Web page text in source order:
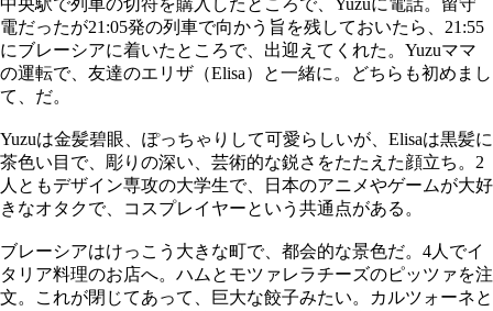
電だったが21:05発の列車で向かう旨を残しておいたら、21:55
にブレーシアに着いたところで、出迎えてくれた。Yuzuママ
の運転で、友達のエリザ（Elisa）と一緒に。どちらも初めまし
て、だ。
Yuzuは金髪碧眼、ぽっちゃりして可愛らしいが、Elisaは黒髪に
茶色い目で、彫りの深い、芸術的な鋭さをたたえた顔立ち。2
人ともデザイン専攻の大学生で、日本のアニメやゲームが大好
きなオタクで、コスプレイヤーという共通点がある。
ブレーシアはけっこう大きな町で、都会的な景色だ。4人でイ
タリア料理のお店へ。ハムとモツァレラチーズのピッツァを注
文。これが閉じてあって、巨大な餃子みたい。カルツォーネと